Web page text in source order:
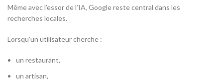
Même avec l’essor de l’IA, Google reste central dans les
recherches locales.
Lorsqu’un utilisateur cherche :
un restaurant,
un artisan,